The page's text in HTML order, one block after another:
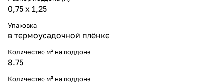
0,75 x 1,25
Упаковка
в термоусадочной плёнке
Количество м² на поддоне
8.75
Количество м³ на поддоне